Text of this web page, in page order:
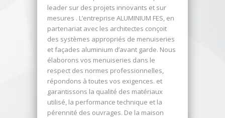
leader sur des projets innovants et sur
mesures . L’entreprise ALUMINIUM FES, en
partenariat avec les architectes conçoit
des systèmes appropriés de menuiseries
et façades aluminium d’avant garde. Nous
élaborons vos menuiseries dans le
respect des normes professionnelles,
répondons à toutes vos exigences. et
garantissons la qualité des matériaux
utilisé, la performance technique et la
pérennité des ouvrages. De la maison